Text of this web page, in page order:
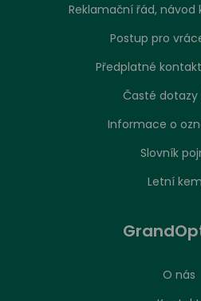
Reklamační řád, návod
Postup pro
Předplatné
Časté dotazy
Informace o
Slovník
Letní
O nás